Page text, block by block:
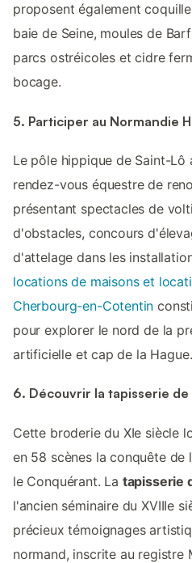
proposent également
baie de Seine, moules de
parcs ostréicoles et cidre
bocage.
5. Participer au Normandie
Le pôle hippique de Saint-
rendez-vous équestre de
présentant spectacles de
d'obstacles, concours
d'attelage dans les
locations de maisons et
Cherbourg-en-Cotentin
pour explorer le nord de la
artificielle et cap de la Hague.
6. Découvrir la tapisserie de
Cette broderie du XIe siècle
en 58 scènes la conquête de
le Conquérant. La tapisserie
l'ancien séminaire du XVIIIe
précieux témoignages
normand, inscrite au registre